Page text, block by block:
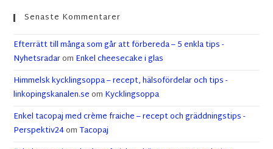
Senaste Kommentarer
Efterrätt till många som går att förbereda – 5 enkla tips -
Nyhetsradarom Enkel cheesecake i glas
Himmelsk kycklingsoppa – recept, hälsofördelar och tips -
linkopingskanalen.seom Kycklingsoppa
Enkel tacopaj med crème fraiche – recept och gräddningstips -
Perspektiv24omTacopaj